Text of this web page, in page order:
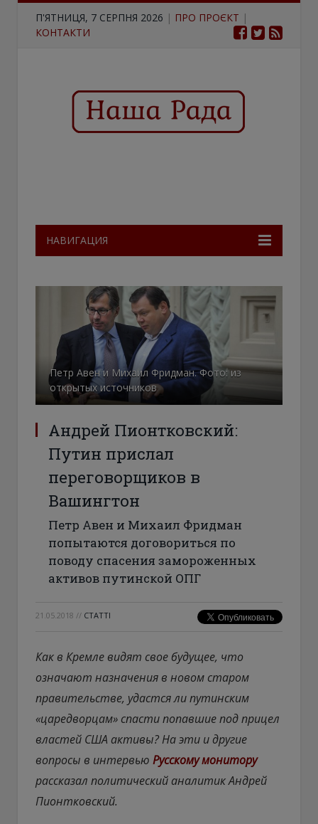
П'ЯТНИЦЯ, 7 СЕРПНЯ 2026 | ПРО ПРОЄКТ |
КОНТАКТИ
НАВИГАЦИЯ
Петр Авен и Михаил Фридман. Фото: из
открытых источников
Андрей Пионтковский:
Путин прислал
переговорщиков в
Вашингтон
Петр Авен и Михаил Фридман
попытаются договориться по
поводу спасения замороженных
активов путинской ОПГ
21.05.2018 // СТАТТІ
Как в Кремле видят свое будущее, что
означают назначения в новом старом
правительстве, удастся ли путинским
«царедворцам» спасти попавшие под прицел
властей США активы? На эти и другие
вопросы в интервью Русскому монитору
рассказал политический аналитик Андрей
Пионтковский.